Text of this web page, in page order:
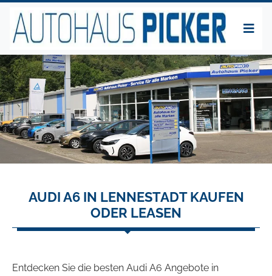
AUDI A6 IN LENNESTADT KAUFEN
ODER LEASEN
Entdecken Sie die besten Audi A6 Angebote in